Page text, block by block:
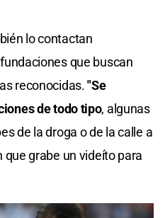
lo contactan
que buscan
reconocidas."Se
de todo tipo, algunas
de la droga o de la calle a
grabe un videíto para